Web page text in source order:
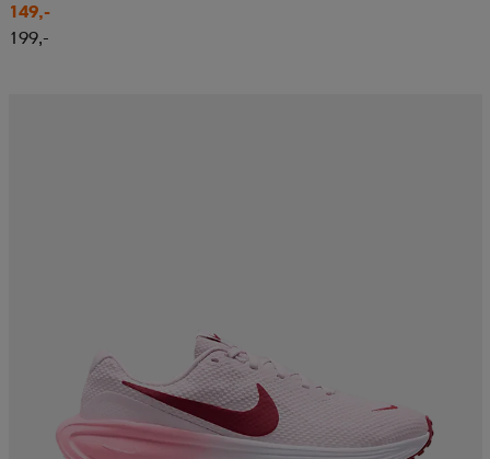
149,-
199,-